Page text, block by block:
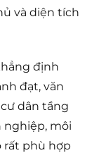
và diện tích
định
đạt, văn
dân tầng
nghiệp, môi
rất phù hợp